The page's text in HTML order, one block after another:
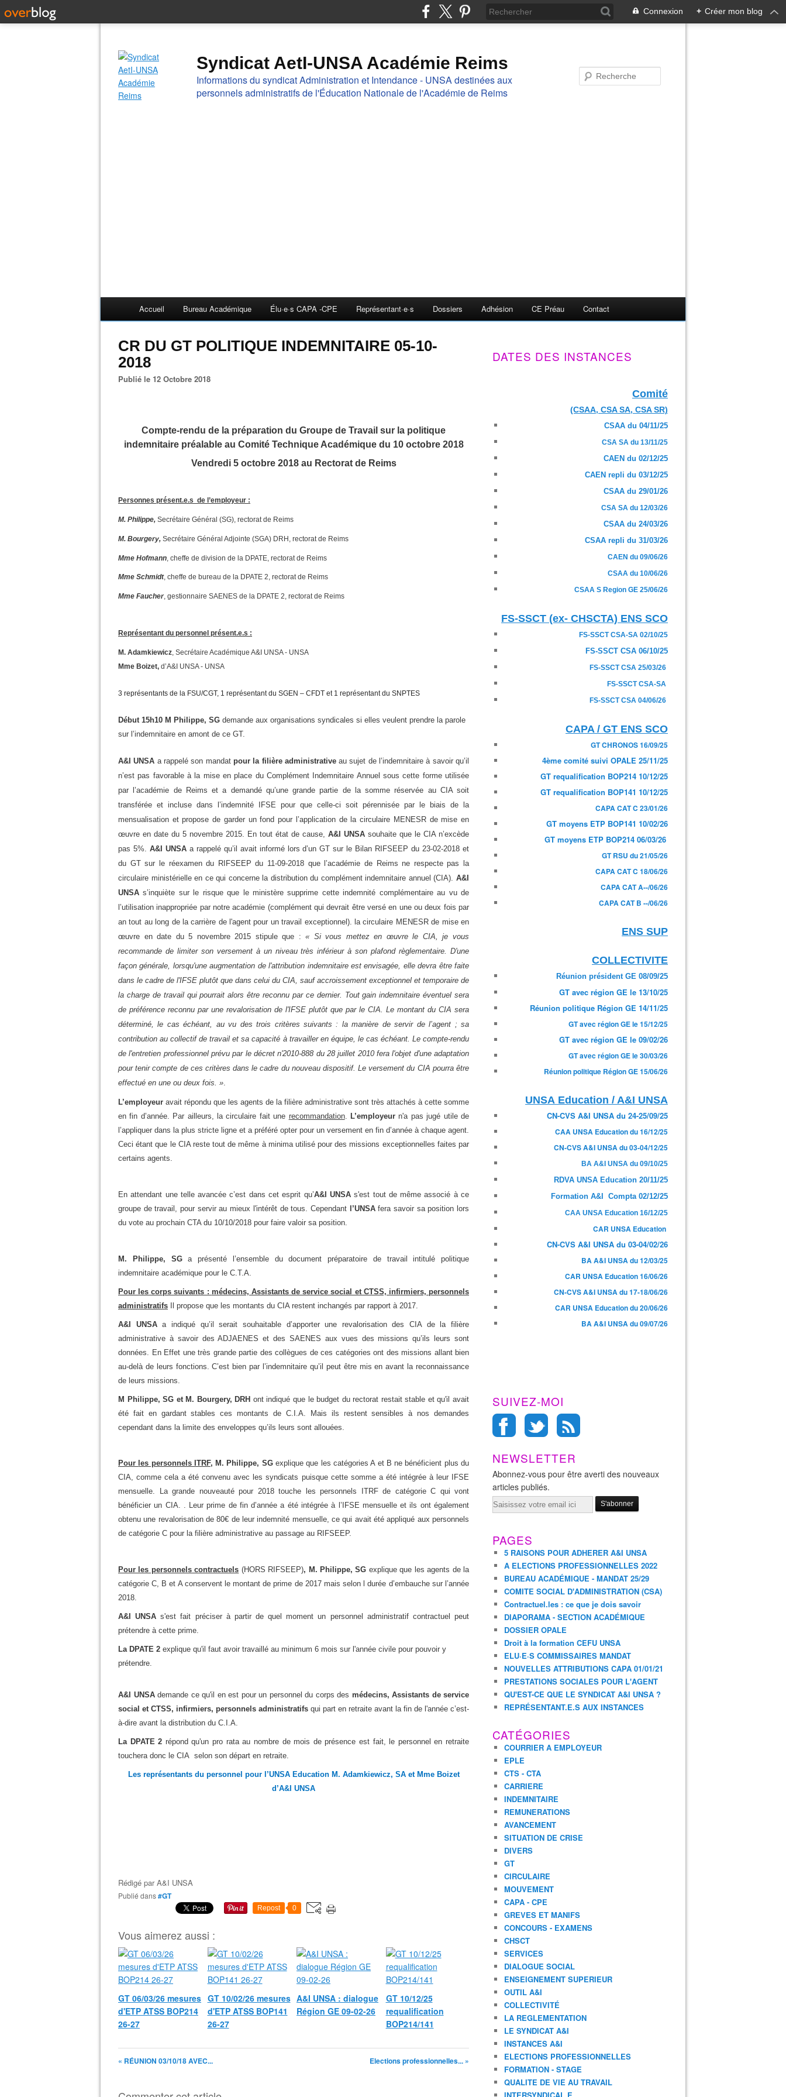
Connexion + Créer mon blog
Syndicat AetI-UNSA Académie Reims
Informations du syndicat Administration et Intendance - UNSA destinées aux
personnels administratifs de l'Éducation Nationale de l'Académie de Reims
Accueil Bureau Académique Élu·e·s CAPA -CPE Représentant·e·s Dossiers Adhésion CE Préau Contact
CR DU GT POLITIQUE INDEMNITAIRE 05-10-
2018
Publié le 12 Octobre 2018
Compte-rendu de la préparation du Groupe de Travail sur la politique
indemnitaire préalable au Comité Technique Académique du 10 octobre 2018
Vendredi 5 octobre 2018 au Rectorat de Reims
Personnes présent.e.s de l’employeur :
M. Philippe, Secrétaire Général (SG), rectorat de Reims
M. Bourgery, Secrétaire Général Adjointe (SGA) DRH, rectorat de Reims
Mme Hofmann , cheffe de division de la DPATE, rectorat de Reims
Mme Schmidt, cheffe de bureau de la DPATE 2, rectorat de Reims
Mme Faucher, gestionnaire SAENES de la DPATE 2, rectorat de Reims
Représentant du personnel présent.e.s :
M. Adamkiewicz, Secrétaire Académique A&I UNSA - UNSA
Mme Boizet, d’A&I UNSA - UNSA
3 représentants de la FSU/CGT, 1 représentant du SGEN – CFDT et 1 représentant du SNPTES
Début 15h10 M Philippe, SG demande aux organisations syndicales si elles veulent prendre la parole
sur l’indemnitaire en amont de ce GT.
A&I UNSA a rappelé son mandat pour la filière administrativeau sujet de l’indemnitaire à savoir qu’il
n’est pas favorable à la mise en place du Complément Indemnitaire Annuel sous cette forme utilisée
par l’académie de Reims et a demandé qu’une grande partie de la somme réservée au CIA soit
transférée et incluse dans l’indemnité IFSE pour que celle-ci soit pérennisée par le biais de la
mensualisation et propose de garder un fond pour l’application de la circulaire MENESR de mise en
œuvre en date du 5 novembre 2015. En tout état de cause, A&I UNSA souhaite que le CIA n’excède
pas 5%. A&I UNSAa rappelé qu’il avait informé lors d’un GT sur le Bilan RIFSEEP du 23-02-2018 et
du GT sur le réexamen du RIFSEEP du 11-09-2018 que l’académie de Reims ne respecte pas la
circulaire ministérielle en ce qui concerne la distribution du complément indemnitaire annuel (CIA). A&I
UNSA s’inquiète sur le risque que le ministère supprime cette indemnité complémentaire au vu de
l’utilisation inappropriée par notre académie (complément qui devrait être versé en une ou deux fois par
an tout au long de la carrière de l'agent pour un travail exceptionnel ). la circulaire MENESR de mise en
œuvre en date du 5 novembre 2015 stipule que :« Si vous mettez en œuvre le CIA, je vous
recommande de limiter son versement à un niveau très inférieuràson plafond règlementaire. D'une
façon générale, lorsqu'une augmentation de l'attribution indemnitaire est envisagée, elle devra être faite
dans le cadre de l'IFSE plutôt que dans celui du CIA, sauf accroissement exceptionnel et temporaire de
la charge de travail qui pourrait alors être reconnu par ce dernier. Tout gain indemnitaire éventuel sera
de préférence reconnu par une revalorisation de l'IFSE plutôt que par le CIA. Le montant du CIA sera
déterminé, le cas échéant, au vu des trois critères suivants : la manière de servir de l’agent ; sa
contribution au collectif de travailetsa capacité à travailler en équipe, le cas échéant. Le compte-rendu
de l'entretien professionnel prévu par le décret n'2010-888 du 28 juillet 2010 fera l'objet d'une adaptation
pour tenir compte de ces critères dans le cadre du nouveau dispositif. Le versement du CIA pourra être
effectué en une ou deux fois. ».
L’employeur avait répondu que les agents de la filière administrative sont très attachés à cette somme
en fin d’année. Par ailleurs, la circulaire fait une recommandation. L’employeur n'a pas jugé utile de
l’appliquer dans la plus stricte ligne et a préféré opter pour un versement en fin d’année à chaque agent.
Ceci étant que le CIA reste tout de même à minima utilisé pour des missions exceptionnelles faites par
certains agents.
En attendant une telle avancée c’est dans cet esprit qu’A&I UNSAs'est tout de même associé à ce
groupe de travail, pour servir au mieux l'intérêt de tous. Cependant
l’UNSAfera savoir sa position lors
du vote au prochain CTA du 10/10/2018 pour faire valoir sa position.
M. Philippe, SGa présenté l’ensemble du document préparatoire de travail intitulé politique
indemnitaire académique pour le C.T.A.
Pour les corps suivants : médecins, Assistants de service social et CTSS, infirmiers, personnels
administratifs Il propose que les montants du CIA restent inchangés par rapport à 2017.
A&I UNSAa indiqué qu’il serait souhaitable d’apporter une revalorisation des CIA de la filière
administrative à savoir des ADJAENES et des SAENES aux vues des missions qu’ils leurs sont
données. En Effet une très grande partie des collègues de ces catégories ont des missions allant bien
au-delà de leurs fonctions. C’est bien par l’indemnitaire qu’il peut être mis en avant la reconnaissance
de leurs missions.
M Philippe, SG et M. Bourgery, DRH ont indiqué que le budget du rectorat restait stable et qu'il avait
été fait en gardant stables ces montants de C.I.A. Mais ils restent sensibles à nos demandes
cependant dans la limite des enveloppes qu’ils leurs sont allouées.
Pour les personnels ITRF, M. Philippe, SGexplique que les catégories A et B ne bénéficient plus du
CIA, comme cela a été convenu avec les syndicats puisque cette somme a été intégrée à leur IFSE
mensuelle. La grande nouveauté pour 2018 touche les personnels ITRF de catégorie C qui vont
bénéficier un CIA. . Leur prime de fin d’année a été intégrée à l’IFSE mensuelle et ils ont également
obtenu une revalorisation de 80€ de leur indemnité mensuelle, ce qui avait été appliqué aux personnels
de catégorie C pour la filière administrative au passage au RIFSEEP.
Pour les personnels contractuels (HORS RIFSEEP), M. Philippe, SG explique que les agents de la
catégorie C, B et A conservent le montant de prime de 2017 mais selon l durée d’embauche sur l’année
2018.
A&I UNSA s'est fait préciser à partir de quel moment un personnel administratif contractuel peut
prétendre à cette prime.
La DPATE 2 explique qu'il faut avoir travaillé au minimum 6 mois sur l'année civile pour pouvoir y
prétendre.
A&I UNSAdemande ce qu'il en est pour un personnel du corps des médecins, Assistants de service
social et CTSS, infirmiers, personnels administratifs qui part en retraite avant la fin de l'année c’est-
à-dire avant la distribution du C.I.A.
La DPATE 2 répond qu'un pro rata au nombre de mois de présence est fait, le personnel en retraite
touchera donc le CIA selon son départ en retraite.
Les représentants du personnel pour l’UNSA Education M. Adamkiewicz, SA et Mme Boizet
d’A&I UNSA
Rédigé parA&I UNSA
Publié dans#GT
Repost 0
Vous aimerez aussi :
GT 06/03/26 mesures
d'ETP ATSS BOP214
26-27
GT 10/02/26 mesures
d'ETP ATSS BOP141
26-27
A&I UNSA : dialogue
Région GE 09-02-26
GT 10/12/25
requalification
BOP214/141
« RÉUNION 03/10/18 AVEC... Elections professionnelles... »
DATES DES INSTANCES
Comité
(CSAA, CSA SA, CSA SR)
CSAA du 04/11/25
CSA SA du 13/11/25
CAEN du 02/12/25
CAEN repli du 03/12/25
CSAA du 29/01/26
CSA SA du 12/03/26
CSAA du 24/03/26
CSAA repli du 31/03/26
CAEN du 09/06/26
CSAA du 10/06/26
CSAA S Region GE 25/06/26
FS-SSCT (ex- CHSCTA) ENS SCO
FS-SSCT CSA-SA 02/10/25
FS-SSCT CSA 06/10/25
FS-SSCT CSA 25/03/26
FS-SSCT CSA-SA
FS-SSCT CSA 04/06/26
CAPA / GT ENS SCO
GT CHRONOS 16/09/25
4ème comité suivi OPALE 25/11/25
GT requalification BOP214 10/12/25
GT requalification BOP141 10/12/25
CAPA CAT C 23/01/26
GT moyens ETP BOP141 10/02/26
GT moyens ETP BOP214 06/03/26
GT RSU du 21/05/26
CAPA CAT C 18/06/26
CAPA CAT A--/06/26
CAPA CAT B --/06/26
ENS SUP
COLLECTIVITE
Réunion président GE 08/09/25
GT avec région GE le 13/10/25
Réunion politique Région GE 14/11/25
GT avec région GE le 15/12/25
GT avec région GE le 09/02/26
GT avec région GE le 30/03/26
Réunion politique Région GE 15/06/26
UNSA Education / A&I UNSA
CN-CVS A&I UNSA du 24-25/09/25
CAA UNSA Education du 16/12/25
CN-CVS A&I UNSA du 03-04/12/25
BA A&I UNSA du 09/10/25
RDVA UNSA Education 20/11/25
Formation A&I Compta 02/12/25
CAA UNSA Education 16/12/25
CAR UNSA Education
CN-CVS A&I UNSA du 03-04/02/26
BA A&I UNSA du 12/03/25
CAR UNSA Education 16/06/26
CN-CVS A&I UNSA du 17-18/06/26
CAR UNSA Education du 20/06/26
BA A&I UNSA du 09/07/26
SUIVEZ-MOI
NEWSLETTER
Abonnez-vous pour être averti des nouveaux
articles publiés.
Email
PAGES
5 RAISONS POUR ADHERER A&I UNSA
A ELECTIONS PROFESSIONNELLES 2022
BUREAU ACADÉMIQUE - MANDAT 25/29
COMITE SOCIAL D'ADMINISTRATION (CSA)
Contractuel.les : ce que je dois savoir
DIAPORAMA - SECTION ACADÉMIQUE
DOSSIER OPALE
Droit à la formation CEFU UNSA
ELU·E·S COMMISSAIRES MANDAT
NOUVELLES ATTRIBUTIONS CAPA 01/01/21
PRESTATIONS SOCIALES POUR L'AGENT
QU'EST-CE QUE LE SYNDICAT A&I UNSA ?
REPRÉSENTANT.E.S AUX INSTANCES
CATÉGORIES
COURRIER A EMPLOYEUR
EPLE
CTS - CTA
CARRIERE
INDEMNITAIRE
REMUNERATIONS
AVANCEMENT
SITUATION DE CRISE
DIVERS
GT
CIRCULAIRE
MOUVEMENT
CAPA - CPE
GREVES ET MANIFS
CONCOURS - EXAMENS
CHSCT
SERVICES
DIALOGUE SOCIAL
ENSEIGNEMENT SUPERIEUR
OUTIL A&I
COLLECTIVITÉ
LA REGLEMENTATION
LE SYNDICAT A&I
INSTANCES A&I
ELECTIONS PROFESSIONNELLES
FORMATION - STAGE
QUALITE DE VIE AU TRAVAIL